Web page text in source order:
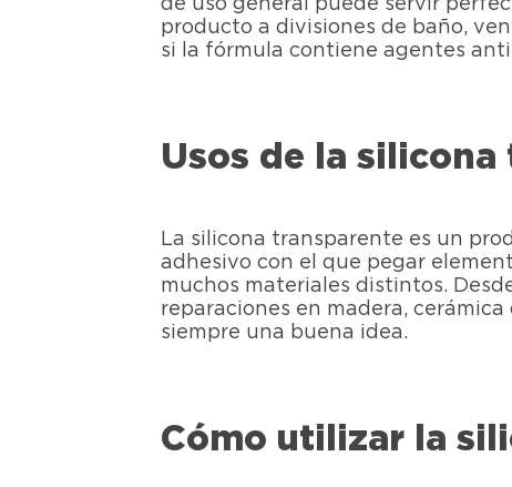
de uso general puede servir
producto a divisiones de baño,
si la fórmula contiene agentes
Usos de la
La silicona transparente es un
adhesivo con el que pegar
muchos materiales distintos.
reparaciones en madera,
siempre una buena idea.
Cómo utilizar la